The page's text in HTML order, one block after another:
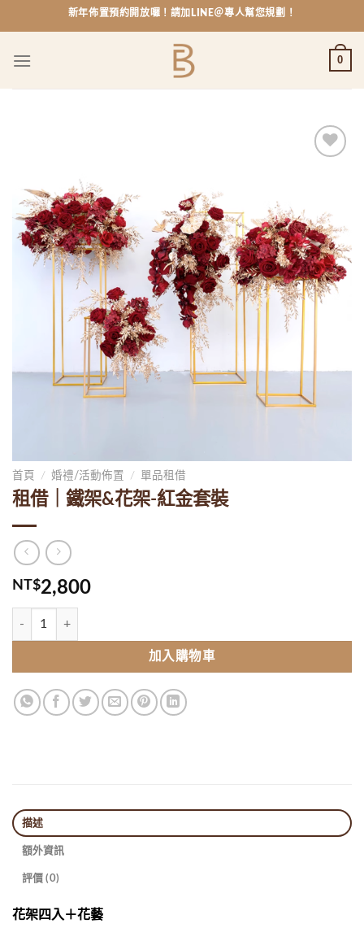
to
新年佈置預約開放囉！請加LINE＠專人幫您規劃！
0
首頁 / 婚禮/活動佈置 / 單品租借
租借｜鐵架&花架-紅金套裝
NT$2,800
租借｜鐵架&花架-紅金套裝 數量
加入購物車
描述
額外資訊
評價 (0)
花架四入＋花藝